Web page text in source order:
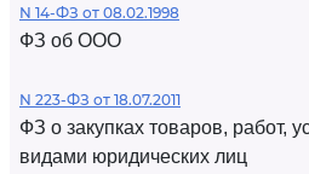
N 14-ФЗ от 08.02.1998
ФЗ об ООО
N 223-ФЗ от 18.07.2011
ФЗ о закупках товаров, работ,
видами юридических лиц